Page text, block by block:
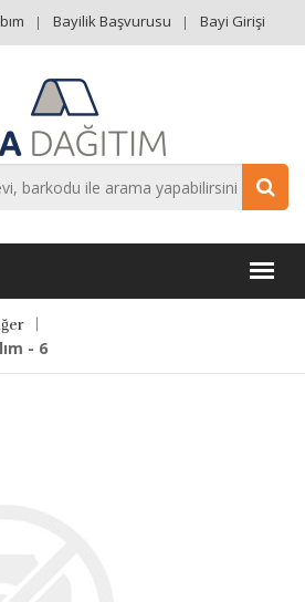
Bayilik Başvurusu Bayi Girişi
- 6